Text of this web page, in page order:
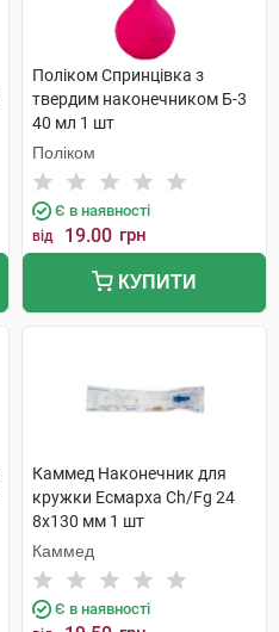
Поліком Спринцівка з
твердим наконечником Б-3
40 мл 1 шт
Поліком
Є в наявності
від 19.00 грн
КУПИТИ
Каммед Наконечник для
кружки Есмарха Ch/Fg 24
8x130 мм 1 шт
Каммед
Є в наявності